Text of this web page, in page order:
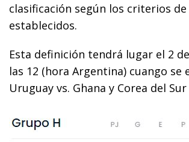
clasificación según los criterios
establecidos.
Esta definición tendrá lugar el 2
las 12 (hora Argentina) cuango se
Uruguay vs. Ghana y Corea del